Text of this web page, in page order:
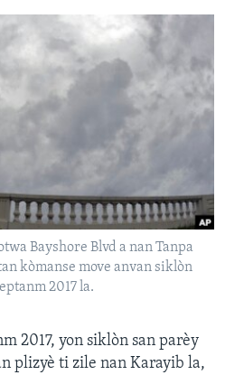
Bayshore Blvd a nan Tanpa
kòmanse move anvan siklòn
2017 la.
2017, yon siklòn san parèy
plizyè ti zile nan Karayib la,